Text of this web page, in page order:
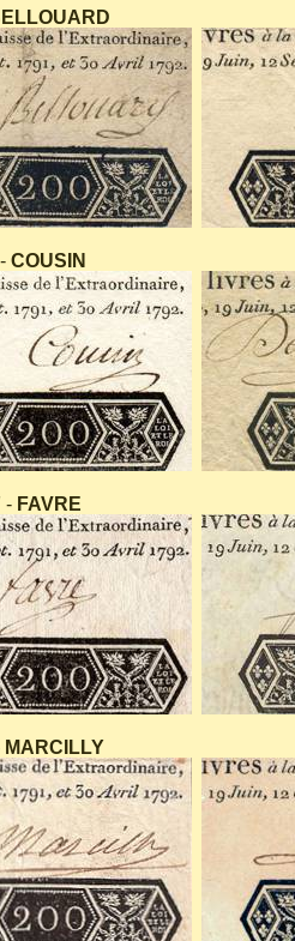
-COUSIN
- FAVRE
MARCILLY